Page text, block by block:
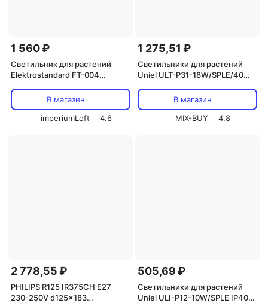
1 560 ₽
Светильник для растений
Elektrostandard FT-004
черный Цвет плафонов
черный
В магазин
imperiumLoft
4.6
1 275,51 ₽
Светильники для растений
Uniel ULT-P31-18W/SPLE/40
В магазин
MIX-BUY
4.8
2 778,55 ₽
PHILIPS R125 IR375CH E27
230-250V d125x183
505,69 ₽
Светильники для растений
Uniel ULI-P12-10W/SPLE IP40